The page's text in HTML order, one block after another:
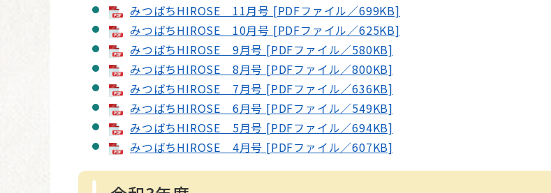
みつばちHIROSE 11月号 [PDFファイル／699KB]
みつばちHIROSE 10月号 [PDFファイル／625KB]
みつばちHIROSE 9月号 [PDFファイル／580KB]
みつばちHIROSE 8月号 [PDFファイル／800KB]
みつばちHIROSE 7月号 [PDFファイル／636KB]
みつばちHIROSE 6月号 [PDFファイル／549KB]
みつばちHIROSE 5月号 [PDFファイル／694KB]
みつばちHIROSE 4月号 [PDFファイル／607KB]